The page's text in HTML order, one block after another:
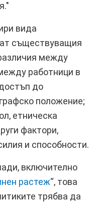
вида
съществуващия
между
работници в
до
положение;
етническа
фактори,
и способности.
включително
растеж“, това
трябва да